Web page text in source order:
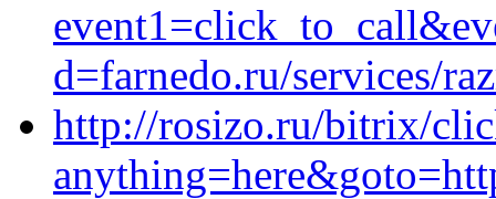
d=farnedo.ru/services/
http://rosizo.ru/bitrix/